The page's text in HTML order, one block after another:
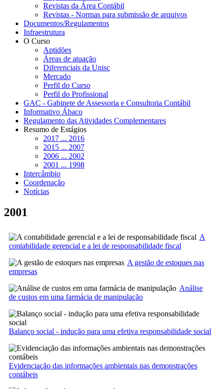
Revistas da Área Contábil
Revistas - Normas para submissão de arquivos
Documentos/Regulamentos
Infraestrutura
O Curso
Aptidões
Áreas de atuação
Diferenciais da Unisc
Mercado
Perfil do Curso
Perfil do Profissional
GAC - Gabinete de Assessoria e Consultoria Contábil
Informativo Ábaco
Regulamento das Atividades Complementares
Resumo de Estágios
2017 ... 2016
2015 ... 2007
2006 ... 2002
2001 ... 1998
Intercâmbio
Coordenação
Notícias
2001
A
contabilidade gerencial e a lei de responsabilidade fiscal
A gestão de estoques nas
empresas
Análise
de custos em uma farmácia de manipulação
Balanço social - indução para uma efetiva responsabilidade social
Evidenciação das informações ambientais nas demonstrações
contábeis